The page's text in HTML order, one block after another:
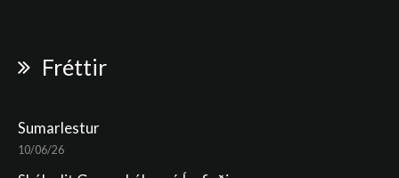
Fréttir
Sumarlestur
10/06/26